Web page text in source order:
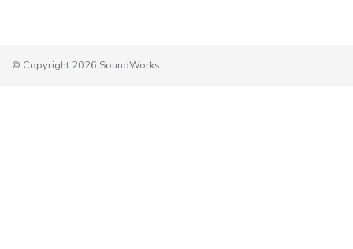
© Copyright 2026 SoundWorks